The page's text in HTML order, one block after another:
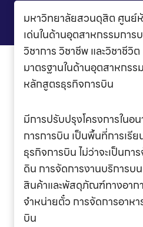
มหาวิทยาลัยสวนดุสิต ศูน
เด่นในด้านอุตสาหกรรมการ
วิชาการ วิชาชีพ และวิชาชีวิ
มาตรฐานในด้านอุตสาหกรร
หลักสูตรธุรกิจการบิน
มีการปรับปรุงโครงการในอ
การการบิน เป็นพื้นที่การเรี
ธุรกิจการบิน ไม่ว่าจะเป็นก
ดิน การจัดการงานบริการบ
สินค้าและพัสดุภัณฑ์ทางอาก
จำหน่ายตั๋ว การจัดการอาห
บิน